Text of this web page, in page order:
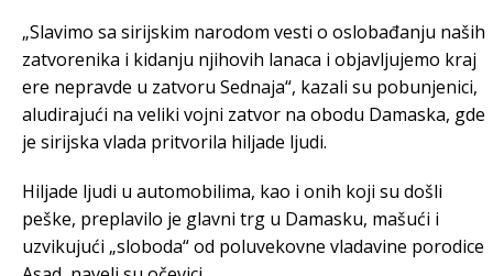
„Slavimo sa sirijskim narodom vesti o oslobađanju naših
zatvorenika i kidanju njihovih lanaca i objavljujemo kraj
ere nepravde u zatvoru Sednaja“, kazali su pobunjenici,
aludirajući na veliki vojni zatvor na obodu Damaska, gde
je sirijska vlada pritvorila hiljade ljudi.
Hiljade ljudi u automobilima, kao i onih koji su došli
peške, preplavilo je glavni trg u Damasku, mašući i
uzvikujući „sloboda“ od poluvekovne vladavine porodice